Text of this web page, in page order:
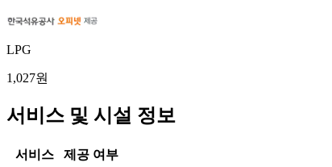
LPG
1,027원
서비스 및 시설 정보
서비스 제공 여부